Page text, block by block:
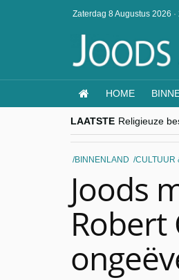
Zaterdag 8 Augustus 2026 ·
HOME
LAATSTE Religieuze
CITYTRIP |
“Vandaag zit
BINNENLAND CULTUUR
Joods
Robert